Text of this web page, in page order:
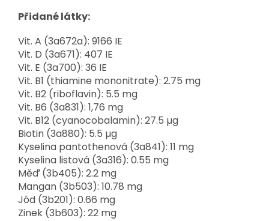
Přidané látky:
Vit. A (3a672a): 9166 IE
Vit. D (3a671): 407 IE
Vit. E (3a700): 36 IE
Vit. B1 (thiamine mononitrate): 2.75 mg
Vit. B2 (riboflavin): 5.5 mg
Vit. B6 (3a831): 1,76 mg
Vit. B12 (cyanocobalamin): 27.5 µg
Biotin (3a880): 5.5 µg
Kyselina pantothenová (3a841): 11 mg
Kyselina listová (3a316): 0.55 mg
Měď (3b405): 2.2 mg
Mangan (3b503): 10.78 mg
Jód (3b201): 0.66 mg
Zinek (3b603): 22 mg